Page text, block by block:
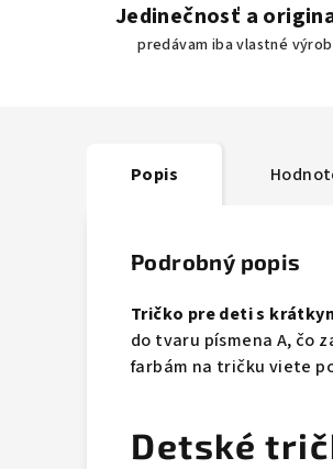
Jedinečnosť a
predávam iba vlastné
Popis
Podrobný popis
Tričko pre deti s
do tvaru písmena A, čo
farbám na tričku viete
Detské